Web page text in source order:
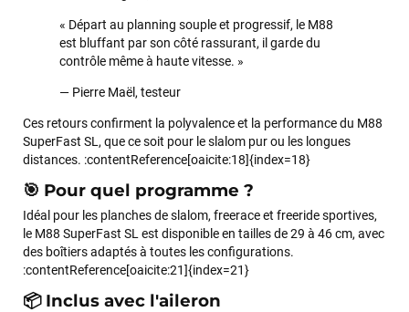
« Départ au planning souple et progressif, le M88
est bluffant par son côté rassurant, il garde du
contrôle même à haute vitesse. »
— Pierre Maël, testeur
Ces retours confirment la polyvalence et la performance du M88
SuperFast SL, que ce soit pour le slalom pur ou les longues
distances. :contentReference[oaicite:18]{index=18}
🎯 Pour quel programme ?
Idéal pour les planches de slalom, freerace et freeride sportives,
le M88 SuperFast SL est disponible en tailles de 29 à 46 cm, avec
des boîtiers adaptés à toutes les configurations.
:contentReference[oaicite:21]{index=21}
📦 Inclus avec l'aileron